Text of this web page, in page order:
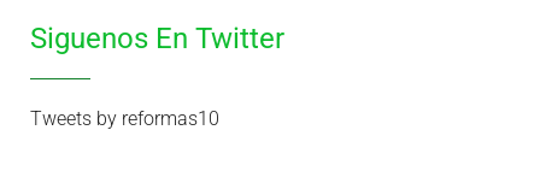
Siguenos En Twitter
Tweets by reformas10